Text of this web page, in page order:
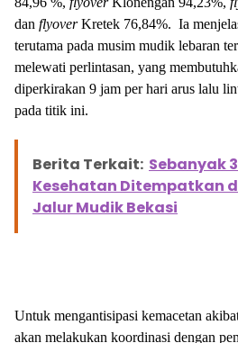
dan flyoverKretek 76,84%. Ia
terutama pada musim mudik lebaran
melewati perlintasan, yang
diperkirakan 9 jam per hari arus lalu
pada titik ini.
Berita Terkait: Sebanyak
Kesehatan Ditempatkan
Jalur Mudik Bekasi
Untuk mengantisipasi kemacetan
akan melakukan koordinasi dengan